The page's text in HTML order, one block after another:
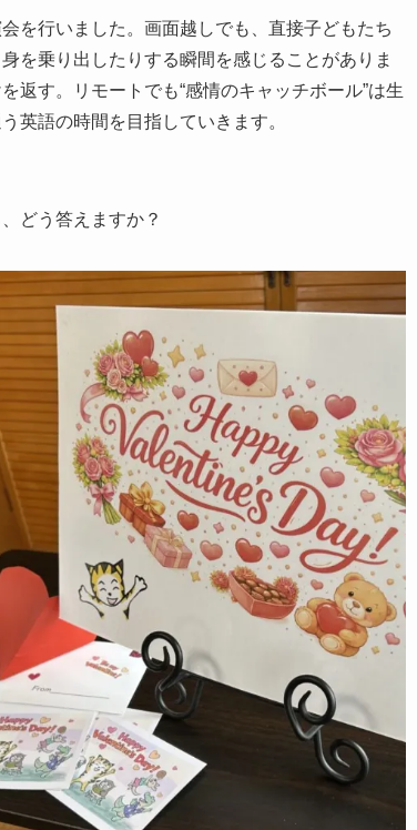
を行いました。画面越しでも、直接子どもたち
を乗り出したりする瞬間を感じることがありま
返す。リモートでも“感情のキャッチボール”は生
英語の時間を目指していきます。
どう答えますか？